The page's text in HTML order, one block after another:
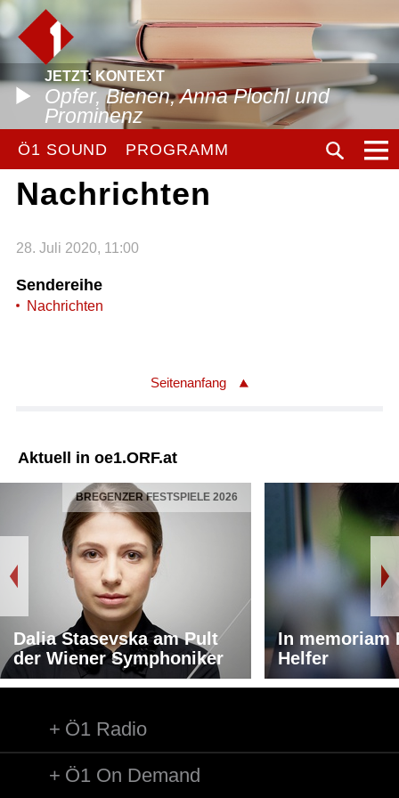
JETZT: KONTEXT
Opfer, Bienen, Anna Plochl und
Prominenz
Ö1 SOUND PROGRAMM
Nachrichten
28. Juli 2020, 11:00
Sendereihe
Nachrichten
Seitenanfang
Aktuell in oe1.ORF.at
BREGENZER FESTSPIELE 2026
Dalia Stasevska am Pult
der Wiener Symphoniker
In memoriam
Helfer
Ö1 Radio
Ö1 On Demand